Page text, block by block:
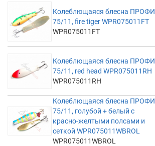
Колеблющаяся блесна ПРОФИ
75/11, fire tiger WPR075011FT
WPR075011FT
Колеблющаяся блесна ПРОФИ
75/11, red head WPR075011RH
WPR075011RH
Колеблющаяся блесна ПРОФИ
75/11, голубой + белый с
красно-желтыми полсами и
сеткой WPR075011WBROL
WPR075011WBROL